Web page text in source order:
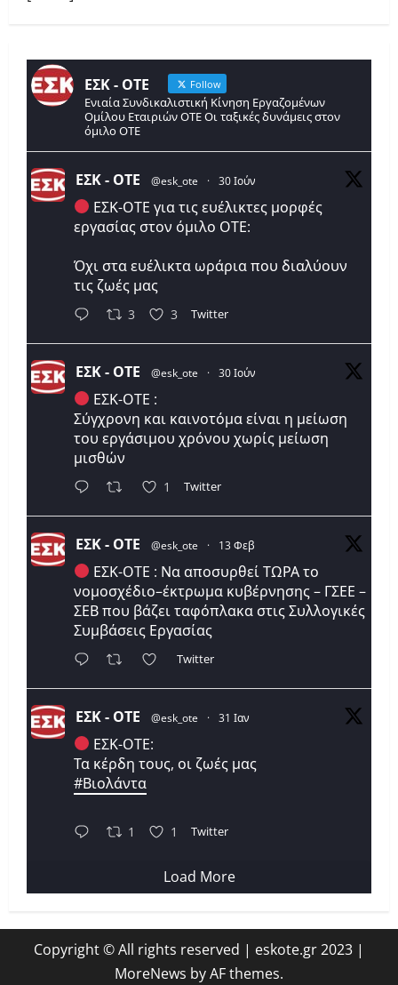
ΕΣΚ - ΟΤΕ Follow
Ενιαία Συνδικαλιστική Κίνηση Εργαζομένων
Ομίλου Εταιριών ΟΤΕ Οι ταξικές δυνάμεις στον
όμιλο ΟΤΕ
ΕΣΚ - ΟΤΕ @esk_ote · 30 Ιούν
ΕΣΚ-ΟΤΕ για τις ευέλικτες μορφές
εργασίας στον όμιλο ΟΤΕ:
Όχι στα ευέλικτα ωράρια που διαλύουν
τις ζωές μας
3 3 Twitter
ΕΣΚ - ΟΤΕ @esk_ote · 30 Ιούν
ΕΣΚ-ΟΤΕ :
Σύγχρονη και καινοτόμα είναι η μείωση
του εργάσιμου χρόνου χωρίς μείωση
μισθών
1 Twitter
ΕΣΚ - ΟΤΕ @esk_ote · 13 Φεβ
ΕΣΚ-ΟΤΕ : Να αποσυρθεί ΤΩΡΑ το
νομοσχέδιο–έκτρωμα κυβέρνησης – ΓΣΕΕ –
ΣΕΒ που βάζει ταφόπλακα στις Συλλογικές
Συμβάσεις Εργασίας
Twitter
ΕΣΚ - ΟΤΕ @esk_ote · 31 Ιαν
ΕΣΚ-ΟΤΕ:
Τα κέρδη τους, οι ζωές μας
#Βιολάντα
1 1 Twitter
Load More
Copyright © All rights reserved | eskote.gr 2023 |
MoreNews by AF themes.